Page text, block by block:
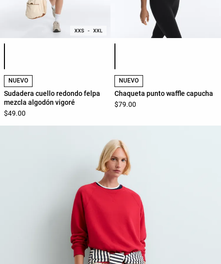
Lista de colores del producto
NUEVO
Sudadera cuello redondo felpa
mezcla algodón vigoré
$49.00
Lista de colores del producto
NUEVO
Chaqueta punto waffle capucha
$79.00